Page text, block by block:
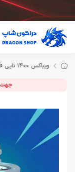
دسته‌بندی
ویباکس 1400 تایی فورتنایت v-bucks Fortnite
جهت